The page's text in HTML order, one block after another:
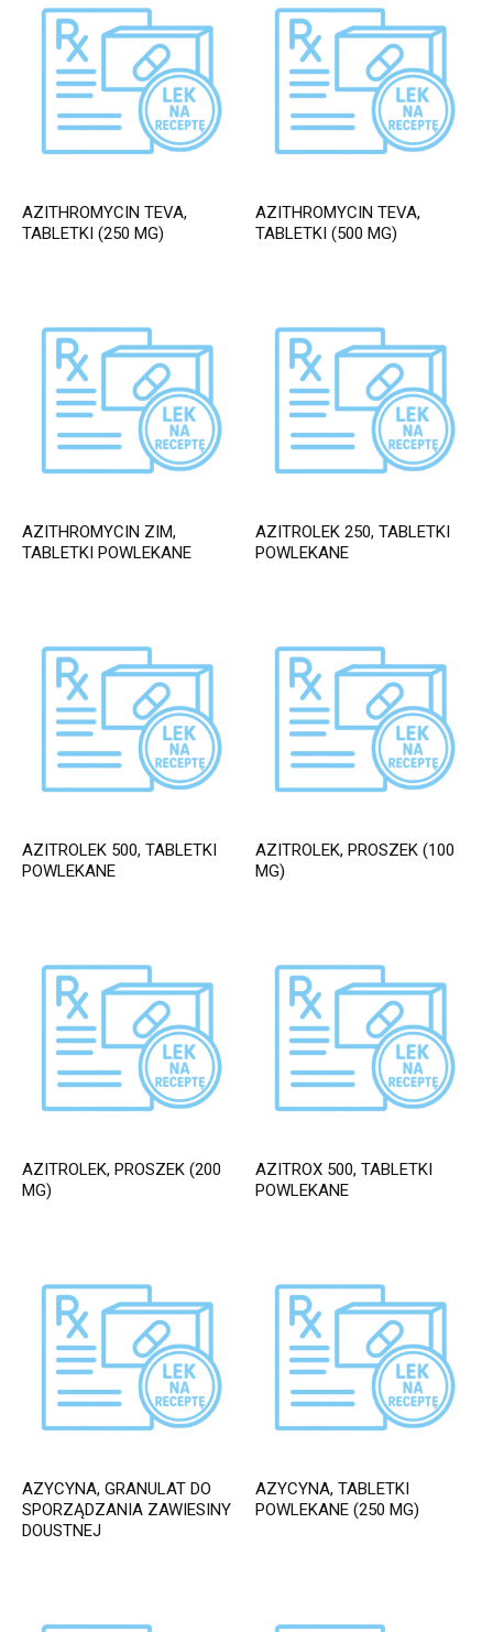
AZITHROMYCIN TEVA,
TABLETKI (250 MG)
AZITHROMYCIN TEVA,
TABLETKI (500 MG)
AZITHROMYCIN ZIM,
TABLETKI POWLEKANE
AZITROLEK 250, TABLETKI
POWLEKANE
AZITROLEK 500, TABLETKI
POWLEKANE
AZITROLEK, PROSZEK (100
MG)
AZITROLEK, PROSZEK (200
MG)
AZITROX 500, TABLETKI
POWLEKANE
AZYCYNA, GRANULAT DO
SPORZĄDZANIA ZAWIESINY
DOUSTNEJ
AZYCYNA, TABLETKI
POWLEKANE (250 MG)